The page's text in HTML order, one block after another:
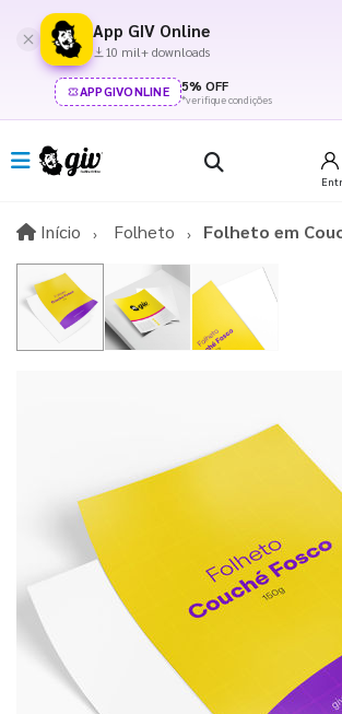
App GIV Online
10 mil+ downloads
APPGIVONLINE 5% OFF
*verifique condições
Início InícioFolheto Folheto em